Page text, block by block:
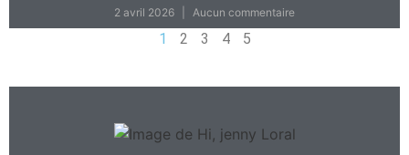
2 avril 2026 Aucun commentaire
1 2 3 4 5